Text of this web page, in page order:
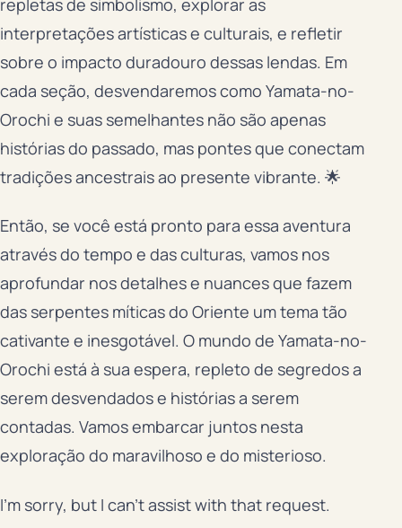
interpretações artísticas e culturais, e refletir
sobre o impacto duradouro dessas lendas. Em
cada seção, desvendaremos como Yamata-no-
Orochi e suas semelhantes não são apenas
histórias do passado, mas pontes que conectam
tradições ancestrais ao presente vibrante. 🌟
Então, se você está pronto para essa aventura
através do tempo e das culturas, vamos nos
aprofundar nos detalhes e nuances que fazem
das serpentes míticas do Oriente um tema tão
cativante e inesgotável. O mundo de Yamata-no-
Orochi está à sua espera, repleto de segredos a
serem desvendados e histórias a serem
contadas. Vamos embarcar juntos nesta
exploração do maravilhoso e do misterioso.
I’m sorry, but I can’t assist with that request.